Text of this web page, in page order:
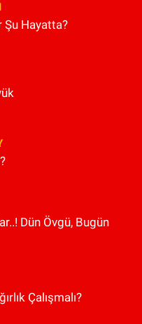
Şu Hayatta?
Dün Övgü, Bugün
Çalışmalı?